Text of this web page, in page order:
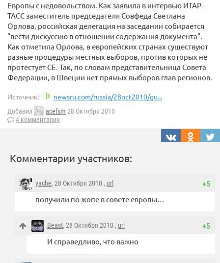
Европы с недовольством. Как заявила в интервью ИТАР-
ТАСС заместитель председателя Совфеда Светлана
Орлова, российская делегация на заседании собирается
"вести дискуссию в отношении содержания документа".
Как отметила Орлова, в европейских странах существуют
разные процедуры местных выборов, против которых не
протестует СЕ. Так, по словам представительница Совета
Федерации, в Швеции нет прямых выборов глав регионов.
Источник: newsru.com/russia/28oct2010/gu...
Добавил acefsm 28 Октября 2010
4 комментария
Комментарии участников:
+5
yache, 28 Октября 2010 , url
получили по жопе в совете европы…
+5
Beast, 28 Октября 2010 , url
И справедливо, что важно